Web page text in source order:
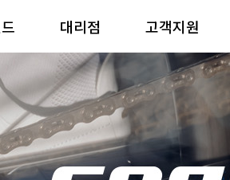
대리점 고객지원